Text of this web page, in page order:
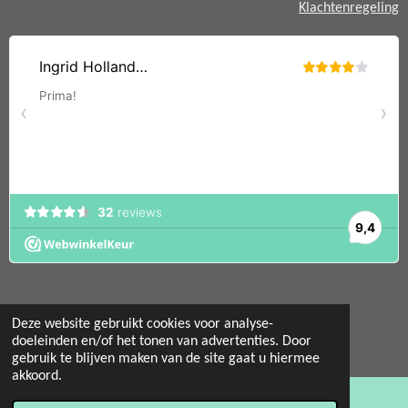
Deze website gebruikt cookies voor analyse-
doeleinden en/of het tonen van advertenties. Door
gebruik te blijven maken van de site gaat u hiermee
akkoord.
Klachtenregeling
© 2022 - 2026 Mint 11 giftstore
Powered by